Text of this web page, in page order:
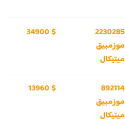
2230285
موزمبيق
ميتيكال
34900 $
892114
موزمبيق
ميتيكال
13960 $